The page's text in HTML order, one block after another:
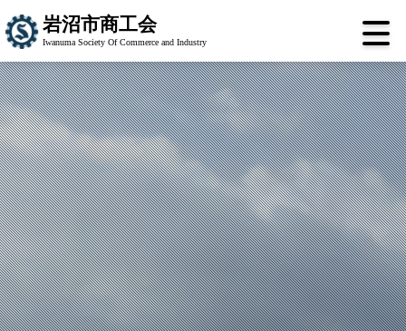
岩沼市商工会
Iwanuma Society Of Commerce and Industry